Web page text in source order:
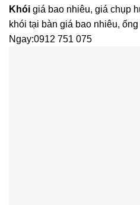
Khói giá bao nhiêu, giá chụp
khói tại bàn giá bao nhiêu,
Ngay:0912 751 075